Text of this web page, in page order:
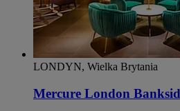
LONDYN, Wielka Brytania
Mercure London